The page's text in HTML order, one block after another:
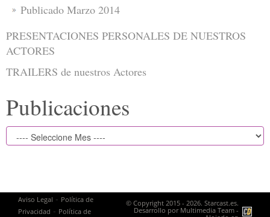
Publicado Marzo 2014
PRESENTACIONES PERSONALES DE NUESTROS
ACTORES
TRAILERS de nuestros Actores
Publicaciones
Aviso Legal - Política de
Privacidad - Política de
© Copyright 2015 - 2026. Starcast.es.
Desarrollo por Multimedia Team -